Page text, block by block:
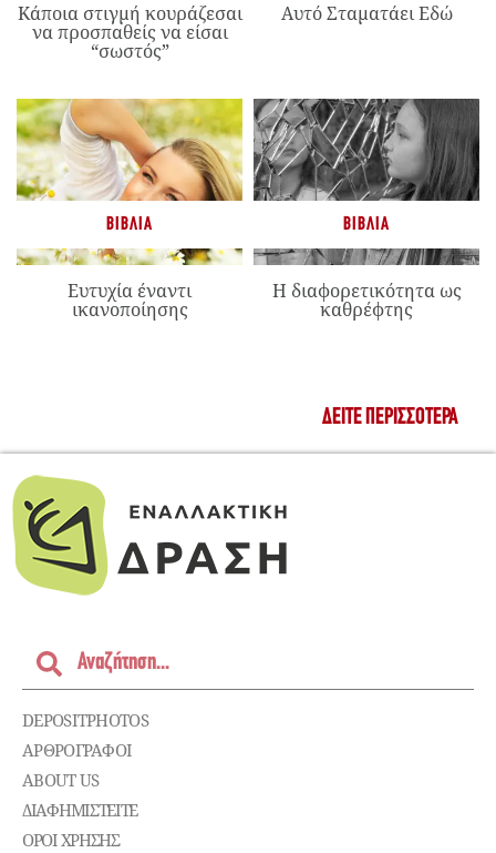
Κάποια στιγμή κουράζεσαι
να προσπαθείς να είσαι
“σωστός”
Αυτό Σταματάει Εδώ
ΒΙΒΛΊΑ
Ευτυχία έναντι
ικανοποίησης
ΒΙΒΛΊΑ
Η διαφορετικότητα ως
καθρέφτης
ΔΕΊΤΕ ΠΕΡΙΣΣΌΤΕΡΑ
DEPOSITPHOTOS
ΑΡΘΡΟΓΡΑΦΟΙ
ABOUT US
ΔΙΑΦΗΜΙΣΤΕΊΤΕ
ΌΡΟΙ ΧΡΉΣΗΣ